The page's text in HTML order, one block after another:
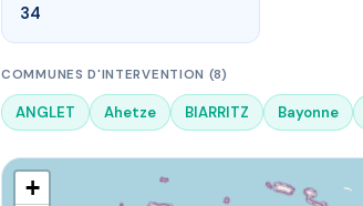
34
COMMUNES D'INTERVENTION (8)
ANGLET Ahetze BIARRITZ Bayonne
+